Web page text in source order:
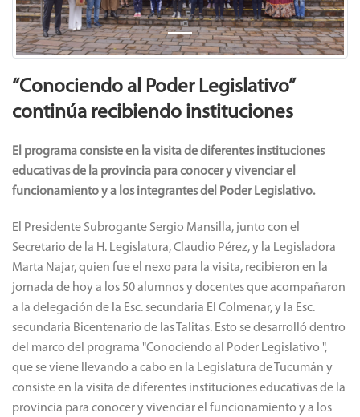
“Conociendo al Poder Legislativo”
continúa recibiendo instituciones
El programa consiste en la visita de diferentes instituciones
educativas de la provincia para conocer y vivenciar el
funcionamiento y a los integrantes del Poder Legislativo.
El Presidente Subrogante Sergio Mansilla, junto con el
Secretario de la H. Legislatura, Claudio Pérez, y la Legisladora
Marta Najar, quien fue el nexo para la visita, recibieron en la
jornada de hoy a los 50 alumnos y docentes que acompañaron
a la delegación de la Esc. secundaria El Colmenar, y la Esc.
secundaria Bicentenario de las Talitas. Esto se desarrolló dentro
del marco del programa "Conociendo al Poder Legislativo ",
que se viene llevando a cabo en la Legislatura de Tucumán y
consiste en la visita de diferentes instituciones educativas de la
provincia para conocer y vivenciar el funcionamiento y a los